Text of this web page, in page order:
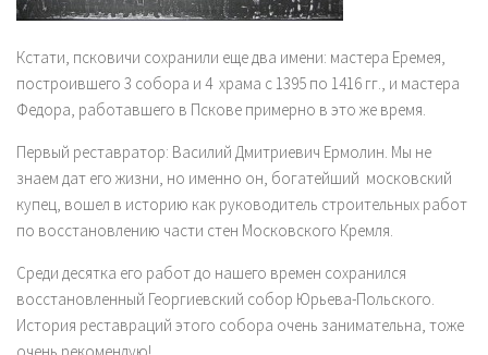
Кстати, псковичи сохранили еще два имени: мастера Еремея,
построившего 3 собора и 4 храма с 1395 по 1416 гг., и мастера
Федора, работавшего в Пскове примерно в это же время.
Первый реставратор: Василий Дмитриевич Ермолин. Мы не
знаем дат его жизни, но именно он, богатейший московский
купец, вошел в историю как руководитель строительных работ
по восстановлению части стен Московского Кремля.
Среди десятка его работ до нашего времен сохранился
восстановленный Георгиевский собор Юрьева-Польского.
История реставраций этого собора очень занимательна, тоже